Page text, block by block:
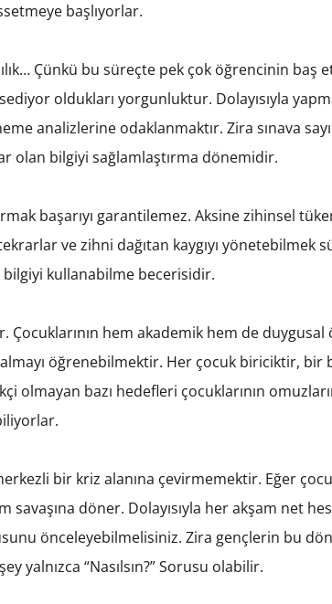
başlıyorlar.
Çünkü bu süreçte pek çok öğrencinin baş
oldukları yorgunluktur. Dolayısıyla
analizlerine odaklanmaktır. Zira sınava
olan bilgiyi sağlamlaştırma dönemidir.
başarıyı garantilemez. Aksine zihinsel
ve zihni dağıtan kaygıyı yönetebilmek
bilgiyi kullanabilme becerisidir.
hem akademik hem de duygusal
öğrenebilmektir. Her çocuk biriciktir, bir
olmayan bazı hedefleri çocuklarının
bir kriz alanına çevirmemektir. Eğer
döner. Dolayısıyla her akşam net
önceleyebilmelisiniz. Zira gençlerin bu
yalnızca “Nasılsın?” Sorusu olabilir.